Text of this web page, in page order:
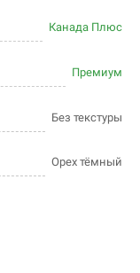
Канада Плюс
Премиум
Без текстуры
Орех тёмный